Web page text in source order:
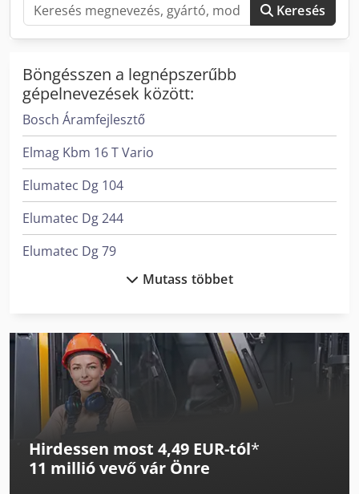
Keresés
Böngésszen a legnépszerűbb
gépelnevezések között:
Bosch Áramfejlesztő
Elmag Kbm 16 T Vario
Elumatec Dg 104
Elumatec Dg 244
Elumatec Dg 79
Elumatec Mgs 72/30
Elumatec Mms 200
Elumatec Sbz 140
Elumatec Sbz 122/75
Elumatec Sbz 130
Mutass többet
Hirdessen most 4,49 EUR-tól*
11 millió vevővár Önre